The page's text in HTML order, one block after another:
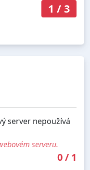
1 / 3
server nepoužívá
serveru.
0/ 1